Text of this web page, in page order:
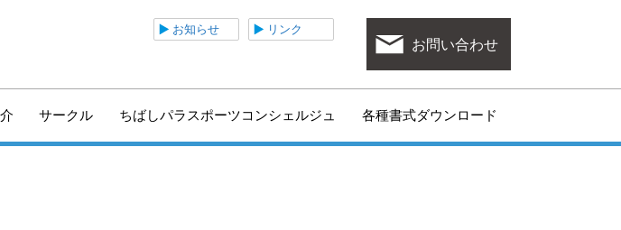
法人千葉市スポーツ協会
リンク
お知らせ
お問い合わせ
サークル ちばしパラスポーツコンシェルジュ 各種書式ダウンロード